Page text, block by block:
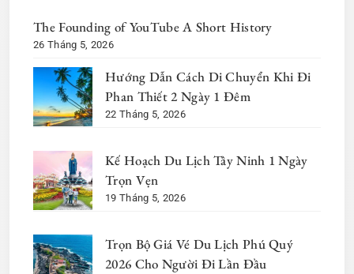
The Founding of YouTube A Short History
26 Tháng 5, 2026
Hướng Dẫn Cách Di Chuyển Khi Đi
Phan Thiết 2 Ngày 1 Đêm
22 Tháng 5, 2026
Kế Hoạch Du Lịch Tây Ninh 1 Ngày
Trọn Vẹn
19 Tháng 5, 2026
Trọn Bộ Giá Vé Du Lịch Phú Quý
2026 Cho Người Đi Lần Đầu